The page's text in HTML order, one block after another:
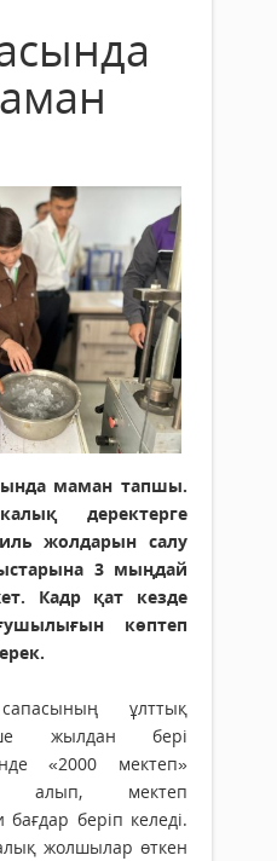
маман тапшы.
деректерге
жолдарын салу
3 мыңдай
Кадр қат кезде
көптеп
ұлттық
жылдан бері
«2000 мектеп»
алып, мектеп
беріп келеді.
жолшылар өткен